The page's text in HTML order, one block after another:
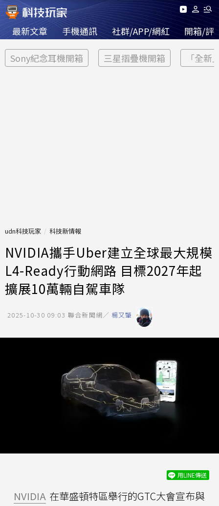
最新文章 手機通訊 社群/APP/網紅 開箱/評
Sony紀念耳機開箱 三星摺疊機開箱 「全新
udn科技玩家 科技新情報
NVIDIA攜手Uber建立全球最大規模
L4-Ready行動網路 目標2027年起
擴展10萬輛自駕車隊
2025-10-30 09:03 聯合新聞網／ 楊又肇
用LINE傳送
NVIDIA 在華盛頓特區舉行的GTC大會宣布與